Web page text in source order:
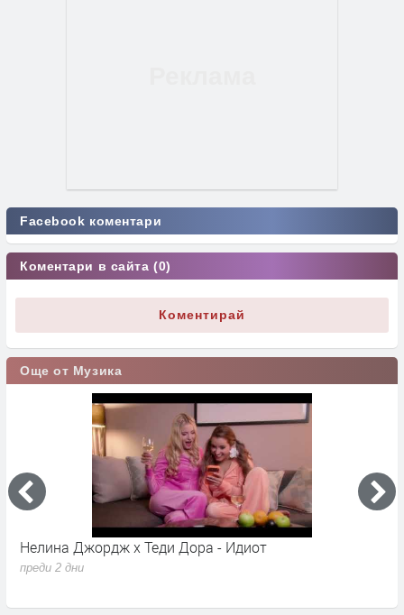
Facebook коментари
Коментари в сайта (0)
Коментирай
Още от Музика
Нелина Джордж x Теди Дора - Идиот
преди 2 дни